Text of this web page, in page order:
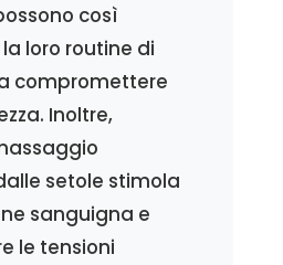
così
loro routine di
compromettere
Inoltre,
setole stimola
sanguigna e
le tensioni